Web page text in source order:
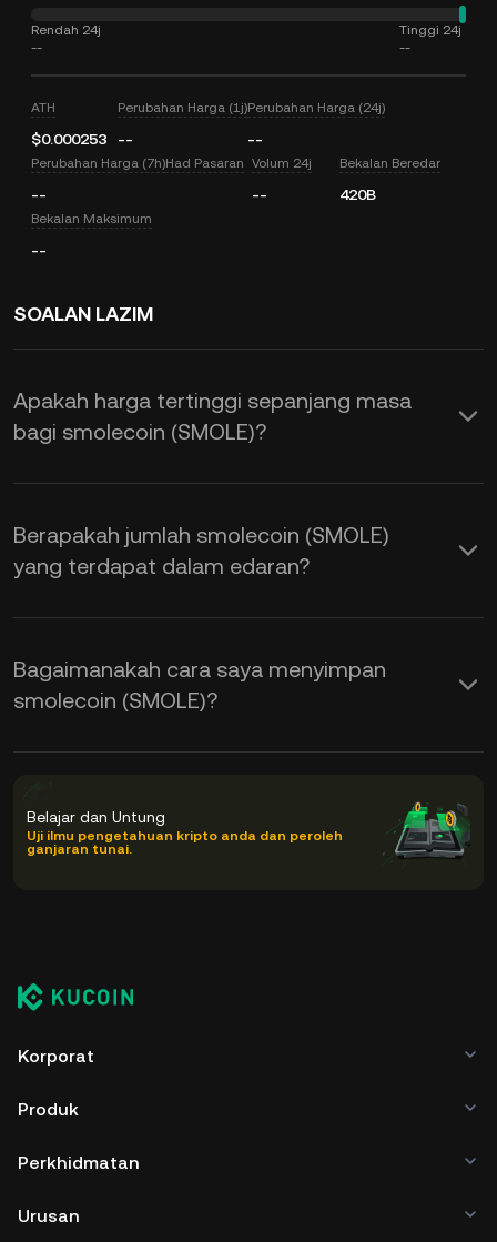
Rendah 24j
--
Tinggi 24j
--
ATH
$0.000253
Perubahan Harga (1j)
--
Perubahan Harga (24j)
--
Perubahan Harga (7h)
--
Had Pasaran Volum 24j
--
Bekalan Beredar
420B
Bekalan Maksimum
--
SOALAN LAZIM
Apakah harga tertinggi sepanjang masa
bagi smolecoin (SMOLE)?
Berapakah jumlah smolecoin (SMOLE)
yang terdapat dalam edaran?
Bagaimanakah cara saya menyimpan
smolecoin (SMOLE)?
Belajar dan Untung
Uji ilmu pengetahuan kripto anda dan peroleh
ganjaran tunai.
Korporat
Produk
Perkhidmatan
Urusan